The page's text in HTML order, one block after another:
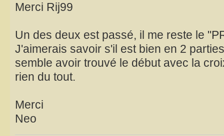
Merci Rij99
Un des deux est passé, il me reste le
J'aimerais savoir s'il est bien en 2
semble avoir trouvé le début avec la
rien du tout.
Merci
Neo